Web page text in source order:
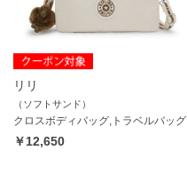
リリ
（ソフトサンド）
クロスボディバッグ,トラベルバッグ
￥12,650